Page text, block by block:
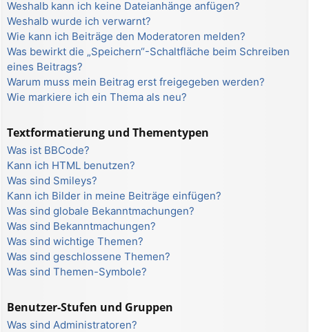
Weshalb kann ich keine Dateianhänge anfügen?
Weshalb wurde ich verwarnt?
Wie kann ich Beiträge den Moderatoren melden?
Was bewirkt die „Speichern“-Schaltfläche beim Schreiben
eines Beitrags?
Warum muss mein Beitrag erst freigegeben werden?
Wie markiere ich ein Thema als neu?
Textformatierung und Thementypen
Was ist BBCode?
Kann ich HTML benutzen?
Was sind Smileys?
Kann ich Bilder in meine Beiträge einfügen?
Was sind globale Bekanntmachungen?
Was sind Bekanntmachungen?
Was sind wichtige Themen?
Was sind geschlossene Themen?
Was sind Themen-Symbole?
Benutzer-Stufen und Gruppen
Was sind Administratoren?